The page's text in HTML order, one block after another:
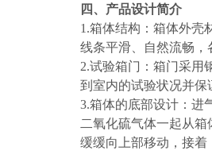
四、产品设计简介
1.箱体结构：箱体外壳
线条平滑、自然流畅
2.试验箱门：箱门采用
到室内的试验状况并
3.箱体的底部设计：进
二氧化硫气体一起从
缓缓向上部移动，接